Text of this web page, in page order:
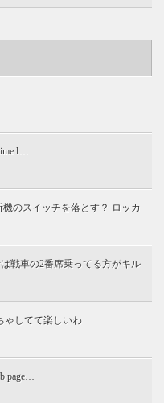
l…
のスイッチを落とす？ ロッカ
戦車の2番席乗ってる方がキル
ゃしてて楽しいわ
page…